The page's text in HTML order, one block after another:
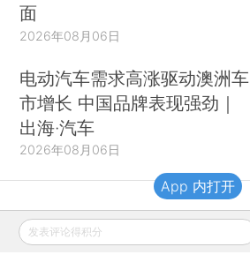
面
2026年08月06日
电动汽车需求高涨驱动澳洲车
市增长 中国品牌表现强劲｜
出海·汽车
2026年08月06日
财新移动
发表评论得积分
App 内打开